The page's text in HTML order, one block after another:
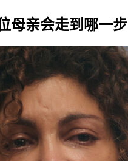
母亲会走到哪一步